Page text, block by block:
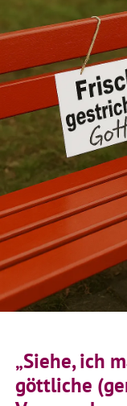
„Siehe, ich
göttliche